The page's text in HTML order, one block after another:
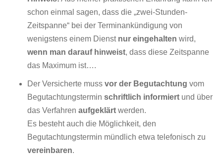
schon einmal sagen, dass die „zwei-Stunden-
Zeitspanne“ bei der Terminankündigung von
wenigstens einem Dienst nur eingehalten wird,
wenn man darauf hinweist, dass diese Zeitspanne
das Maximum ist….
Der Versicherte muss vor der Begutachtung vom
Begutachtungstermin schriftlich informiert und über
das Verfahren aufgeklärt werden.
Es besteht auch die Möglichkeit, den
Begutachtungstermin mündlich etwa telefonisch zu
vereinbaren.